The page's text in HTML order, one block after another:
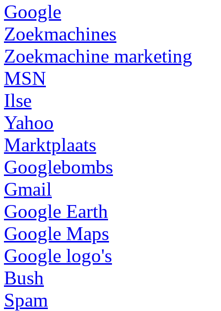
Google
Zoekmachines
Zoekmachine marketing
MSN
Ilse
Yahoo
Marktplaats
Googlebombs
Gmail
Google Earth
Google Maps
Google logo's
Bush
Spam